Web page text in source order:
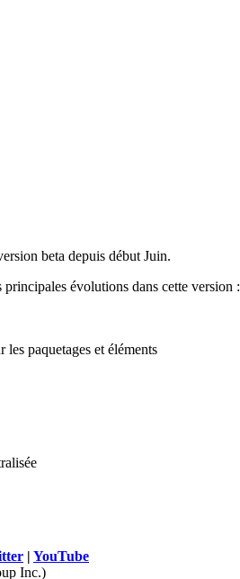
beta depuis début Juin.
principales évolutions dans cette version :
paquetages et éléments
| YouTube
Inc.)